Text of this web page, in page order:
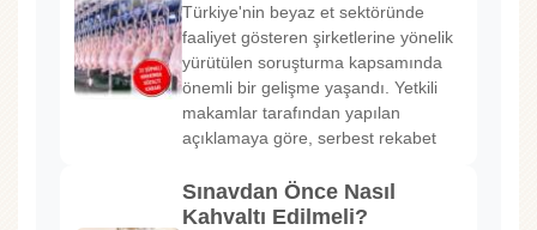
Türkiye'nin beyaz et sektöründe
faaliyet gösteren şirketlerine yönelik
yürütülen soruşturma kapsamında
önemli bir gelişme yaşandı. Yetkili
makamlar tarafından yapılan
açıklamaya göre, serbest rekabet
Sınavdan Önce Nasıl
Kahvaltı Edilmeli?